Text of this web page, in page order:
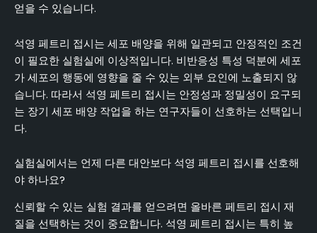
얻을 수 있습니다.
석영 페트리 접시는 세포 배양을 위해 일관되고 안정적인 조건
이 필요한 실험실에 이상적입니다. 비반응성 특성 덕분에 세포
가 세포의 행동에 영향을 줄 수 있는 외부 요인에 노출되지 않
습니다. 따라서 석영 페트리 접시는 안정성과 정밀성이 요구되
는 장기 세포 배양 작업을 하는 연구자들이 선호하는 선택입니
다.
실험실에서는 언제 다른 대안보다 석영 페트리 접시를 선호해
야 하나요?
신뢰할 수 있는 실험 결과를 얻으려면 올바른 페트리 접시 재
질을 선택하는 것이 중요합니다. 석영 페트리 접시는 특히 높